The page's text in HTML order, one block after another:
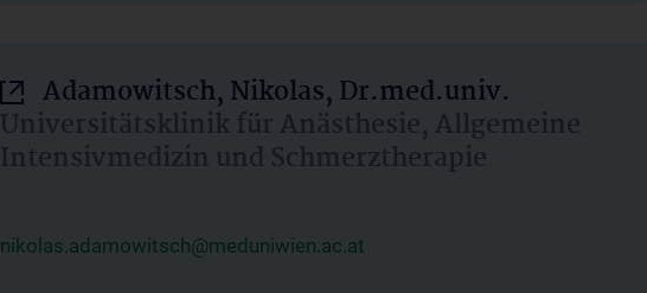
Adamowitsch, Nikolas, Dr.med.univ.
Universitätsklinik für Anästhesie, Allgemeine
Intensivmedizin und Schmerztherapie
nikolas.adamowitsch@meduniwien.ac.at